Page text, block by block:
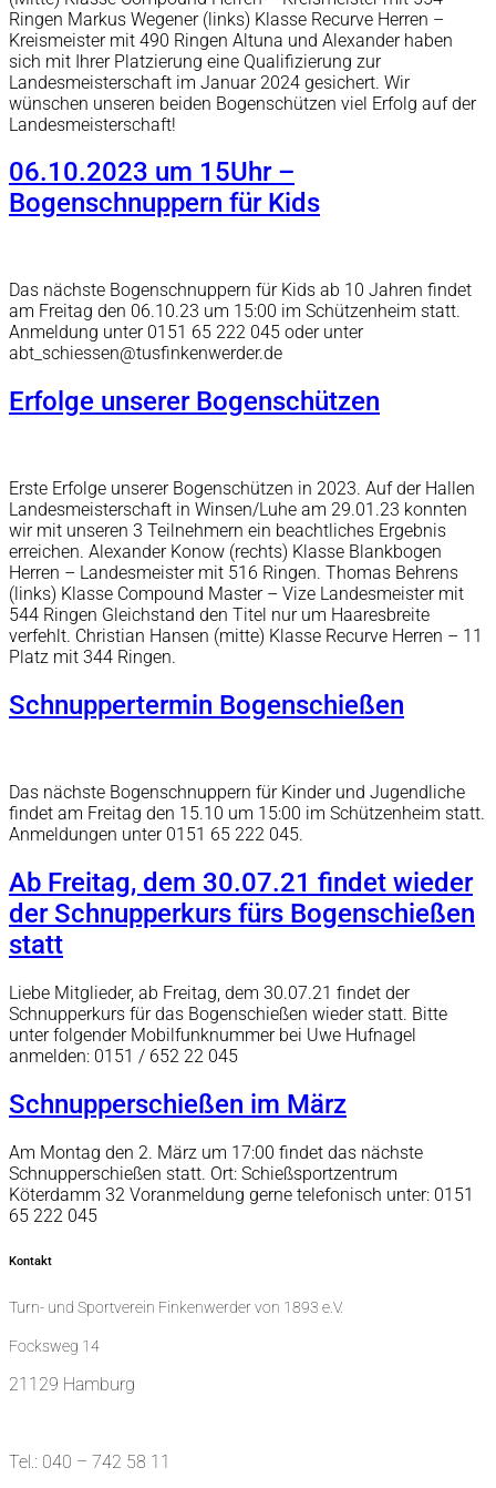
Ringen Markus Wegener (links) Klasse Recurve Herren –
Kreismeister mit 490 Ringen Altuna und Alexander haben
sich mit Ihrer Platzierung eine Qualifizierung zur
Landesmeisterschaft im Januar 2024 gesichert. Wir
wünschen unseren beiden Bogenschützen viel Erfolg auf der
Landesmeisterschaft!
06.10.2023 um 15Uhr –
Bogenschnuppern für Kids
Das nächste Bogenschnuppern für Kids ab 10 Jahren findet
am Freitag den 06.10.23 um 15:00 im Schützenheim statt.
Anmeldung unter 0151 65 222 045 oder unter
abt_schiessen@tusfinkenwerder.de
Erfolge unserer Bogenschützen
Erste Erfolge unserer Bogenschützen in 2023. Auf der Hallen
Landesmeisterschaft in Winsen/Luhe am 29.01.23 konnten
wir mit unseren 3 Teilnehmern ein beachtliches Ergebnis
erreichen. Alexander Konow (rechts) Klasse Blankbogen
Herren – Landesmeister mit 516 Ringen. Thomas Behrens
(links) Klasse Compound Master – Vize Landesmeister mit
544 Ringen Gleichstand den Titel nur um Haaresbreite
verfehlt. Christian Hansen (mitte) Klasse Recurve Herren – 11
Platz mit 344 Ringen.
Schnuppertermin Bogenschießen
Das nächste Bogenschnuppern für Kinder und Jugendliche
findet am Freitag den 15.10 um 15:00 im Schützenheim statt.
Anmeldungen unter 0151 65 222 045.
Ab Freitag, dem 30.07.21 findet wieder
der Schnupperkurs fürs Bogenschießen
statt
Liebe Mitglieder, ab Freitag, dem 30.07.21 findet der
Schnupperkurs für das Bogenschießen wieder statt. Bitte
unter folgender Mobilfunknummer bei Uwe Hufnagel
anmelden: 0151 / 652 22 045
Schnupperschießen im März
Am Montag den 2. März um 17:00 findet das nächste
Schnupperschießen statt. Ort: Schießsportzentrum
Köterdamm 32 Voranmeldung gerne telefonisch unter: 0151
65 222 045
Kontakt
Turn- und Sportverein Finkenwerder von 1893 e.V.
Focksweg 14
21129 Hamburg
Tel.: 040 – 742 58 11